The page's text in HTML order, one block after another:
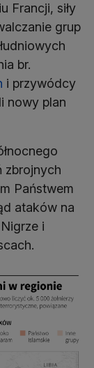
Francji, siły
grup
br.
i przywódcy
nowy plan
zbrojnych
Państwem
ataków na
i